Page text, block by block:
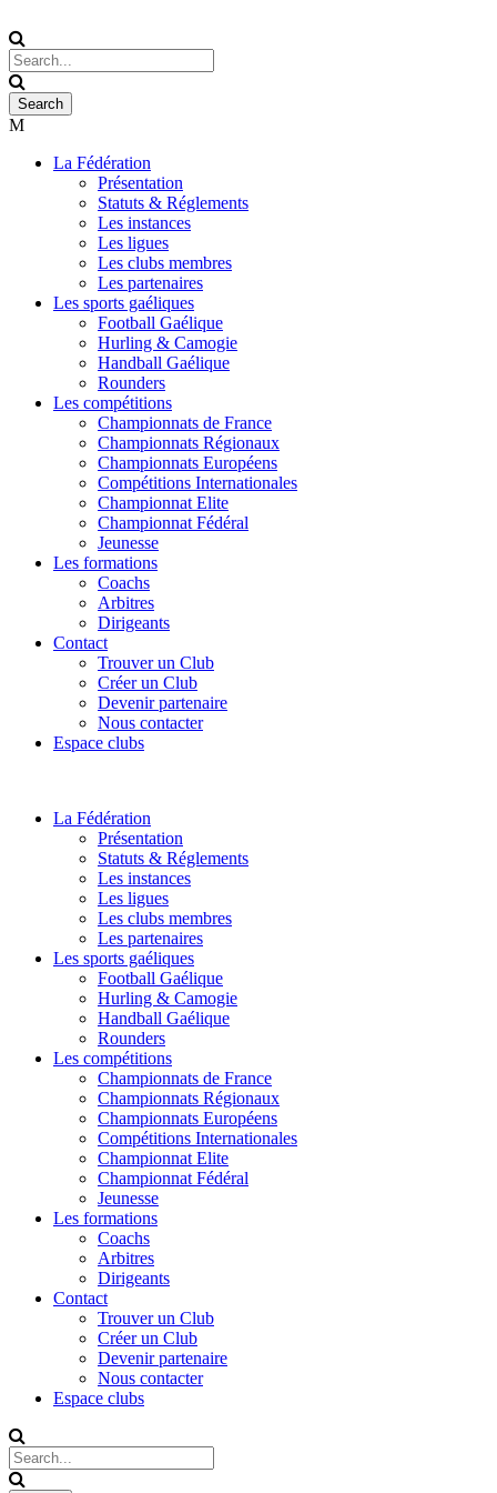
La Fédération
Présentation
Statuts & Réglements
Les instances
Les ligues
Les clubs membres
Les partenaires
Les sports gaéliques
Football Gaélique
Hurling & Camogie
Handball Gaélique
Rounders
Les compétitions
Championnats de France
Championnats Régionaux
Championnats Européens
Compétitions Internationales
Championnat Elite
Championnat Fédéral
Jeunesse
Les formations
Coachs
Arbitres
Dirigeants
Contact
Trouver un Club
Créer un Club
Devenir partenaire
Nous contacter
Espace clubs
La Fédération
Présentation
Statuts & Réglements
Les instances
Les ligues
Les clubs membres
Les partenaires
Les sports gaéliques
Football Gaélique
Hurling & Camogie
Handball Gaélique
Rounders
Les compétitions
Championnats de France
Championnats Régionaux
Championnats Européens
Compétitions Internationales
Championnat Elite
Championnat Fédéral
Jeunesse
Les formations
Coachs
Arbitres
Dirigeants
Contact
Trouver un Club
Créer un Club
Devenir partenaire
Nous contacter
Espace clubs